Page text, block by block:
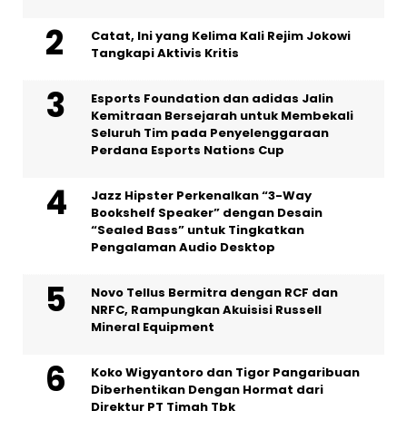
Catat, Ini yang Kelima Kali Rejim Jokowi
Tangkapi Aktivis Kritis
Esports Foundation dan adidas Jalin
Kemitraan Bersejarah untuk Membekali
Seluruh Tim pada Penyelenggaraan
Perdana Esports Nations Cup
Jazz Hipster Perkenalkan “3-Way
Bookshelf Speaker” dengan Desain
“Sealed Bass” untuk Tingkatkan
Pengalaman Audio Desktop
Novo Tellus Bermitra dengan RCF dan
NRFC, Rampungkan Akuisisi Russell
Mineral Equipment
Koko Wigyantoro dan Tigor Pangaribuan
Diberhentikan Dengan Hormat dari
Direktur PT Timah Tbk